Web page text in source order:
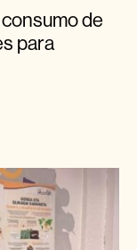
de
para